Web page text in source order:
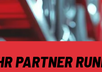
PARTNER